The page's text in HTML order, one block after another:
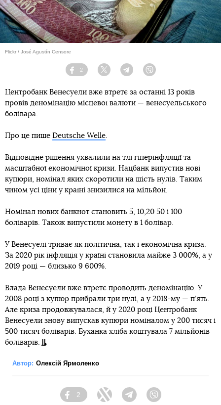
Flickr / José Agustín Censore
Facebook
2
Twitter TelegramViber
Центробанк Венесуели вже втретє за останні 13 років
провів деномінацію місцевої валюти — венесуельського
болівара.
Про це пише Deutsche Welle.
Відповідне рішення ухвалили на тлі гіперінфляції та
масштабної економічної кризи. Нацбанк випустив нові
купюри, номінал яких скоротили на шість нулів. Таким
чином усі ціни у країні знизилися на мільйон.
Номінал нових банкнот становить 5, 10,20 50 і 100
боліварів. Також випустили монету в 1 болівар.
У Венесуелі триває як політична, так і економічна криза.
За 2020 рік інфляція у країні становила майже 3 000%, а у
2019 році — близько 9 600%.
Влада Венесуели вже втретє проводить деномінацію. У
2008 році з купюр прибрали три нулі, а у 2018-му — п’ять.
Але криза продовжувалася, й у 2020 році Центробанк
Венесуели знову випускав купюри номіналом у 200 тисяч і
500 тисяч боліварів. Буханка хліба коштувала 7 мільйонів
боліварів.
Автор: Олексій Ярмоленко
Facebook
2
Twitter Telegram